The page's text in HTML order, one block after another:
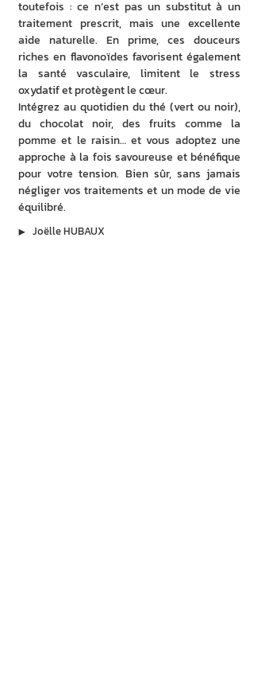
toutefois : ce n’est pas un substitut à un
traitement prescrit, mais une excellente
aide naturelle. En prime, ces douceurs
riches en flavonoïdes favorisent également
la santé vasculaire, limitent le stress
oxydatif et protègent le cœur.
Intégrez au quotidien du thé (vert ou noir),
du chocolat noir, des fruits comme la
pomme et le raisin… et vous adoptez une
approche à la fois savoureuse et bénéfique
pour votre tension. Bien sûr, sans jamais
négliger vos traitements et un mode de vie
équilibré.
▶︎ Joëlle HUBAUX